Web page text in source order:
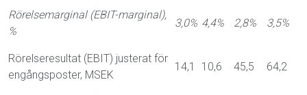
Rörelsemarginal (EBIT-marginal),
%
3,0% 4,4% 2,8% 3,5%
Rörelseresultat (EBIT) justerat för
engångsposter, MSEK
14,1 10,6 45,5 64,2